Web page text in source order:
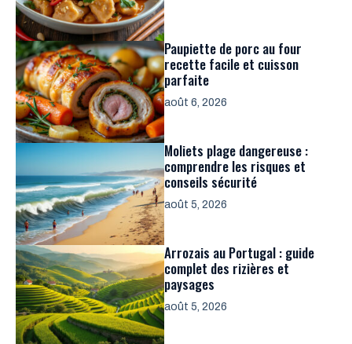
Paupiette de porc au four
recette facile et cuisson
parfaite
août 6, 2026
Moliets plage dangereuse :
comprendre les risques et
conseils sécurité
août 5, 2026
Arrozais au Portugal : guide
complet des rizières et
paysages
août 5, 2026